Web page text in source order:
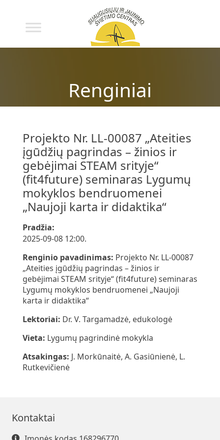
Renginiai
Projekto Nr. LL-00087 „Ateities
įgūdžių pagrindas – žinios ir
gebėjimai STEAM srityje“
(fit4future) seminaras Lygumų
mokyklos bendruomenei
„Naujoji karta ir didaktika“
Pradžia:
2025-09-08 12:00.
Renginio pavadinimas: Projekto Nr. LL-00087
„Ateities įgūdžių pagrindas – žinios ir
gebėjimai STEAM srityje“ (fit4future) seminaras
Lygumų mokyklos bendruomenei „Naujoji
karta ir didaktika“
Lektoriai: Dr. V. Targamadzė, edukologė
Vieta: Lygumų pagrindinė mokykla
Atsakingas: J. Morkūnaitė, A. Gasiūnienė, L.
Rutkevičienė
Kontaktai